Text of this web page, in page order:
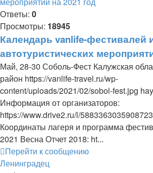
Ответы: 0
Просмотры: 18945
Календарь vanlife-фестивалей
автотуристических
Май, 28-30 Соболь-Фест Калужская
район https://vanlife-travel.ru/wp-
content/uploads/2021/02/sobol-fest.jpg
Информация от организаторов:
https://www.drive2.ru/l/
Координаты лагеря и программа
2021 Весна Отчет 2018: ht...
Перейти к сообщению
Ленинградец